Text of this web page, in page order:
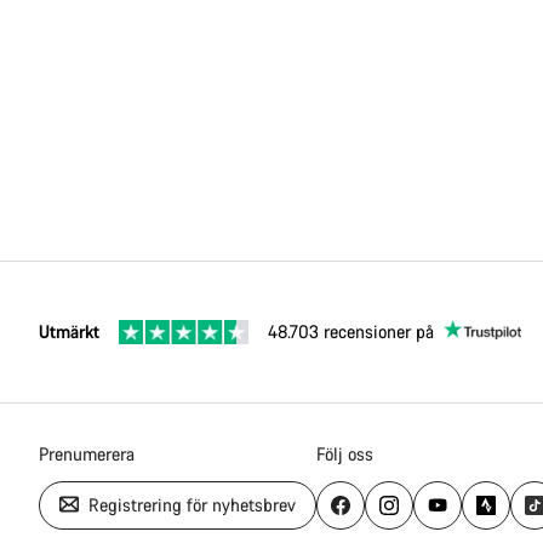
Utmärkt 48.703 recensioner på
Prenumerera
Registrering för nyhetsbrev
Följ oss